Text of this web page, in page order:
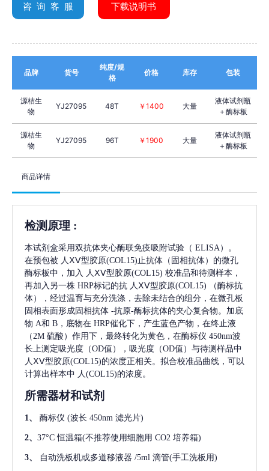
咨 询 客 服 下载说明书
品牌 货号
纯度/规
格
价格 库存 包装
源桔生
物
YJ27095 48T ￥1400 大量
液体试剂瓶
＋酶标板
源桔生
物
YJ27095 96T ￥1900 大量
液体试剂瓶
＋酶标板
商品详情
检测原理 :
本试剂盒采用双抗体夹心酶联免疫吸附试验（ ELISA）。
在预包被 人ⅩⅤ型胶原(COL15)止抗体（固相抗体）的微孔
酶标板中，加入 人ⅩⅤ型胶原(COL15) 校准品和待测样本，
再加入另一株 HRP标记的抗 人ⅩⅤ型胶原(COL15)
（酶标抗
体），经过温育与充分洗涤，去除未结合的组分，在微孔板
固相表面形成固相抗体 -抗原-酶标抗体的夹心复合物。加底
物 A和 B，底物在 HRP催化下，产生蓝色产物，在终止液
（2M 硫酸）作用下，最终转化为黄色，在酶标仪 450nm波
长上测定吸光度（OD值），吸光度（OD值）与待测样品中
人ⅩⅤ型胶原(COL15)的浓度正相关。拟合校准品曲线，可以
计算出样本中 人(COL15)的浓度。
所需器材和试剂
1、 酶标仪 (波长 450nm 滤光片)
2、 37°C 恒温箱(不推荐使用细胞用 CO2 培养箱)
3、 自动洗板机或多道移液器 /5ml 滴管(手工洗板用)